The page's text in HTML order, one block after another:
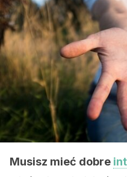
Musisz mieć dobre